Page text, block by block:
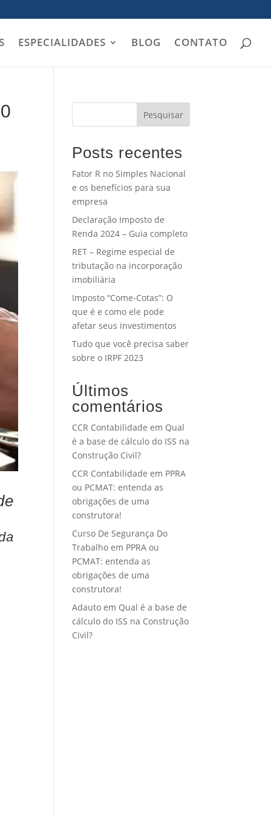
ESPECIALIDADES BLOG CONTATO
Pesquisar
Posts recentes
Fator R no Simples Nacional
e os benefícios para sua
empresa
Declaração Imposto de
Renda 2024 – Guia completo
RET – Regime especial de
tributação na incorporação
imobiliária
Imposto “Come-Cotas”: O
que é e como ele pode
afetar seus investimentos
Tudo que você precisa saber
sobre o IRPF 2023
Últimos
comentários
CCR Contabilidade em Qual
é a base de cálculo do ISS na
Construção Civil?
CCR Contabilidade em PPRA
ou PCMAT: entenda as
obrigações de uma
construtora!
Curso De Segurança Do
Trabalho em PPRA ou
PCMAT: entenda as
obrigações de uma
construtora!
Adauto em Qual é a base de
cálculo do ISS na Construção
Civil?